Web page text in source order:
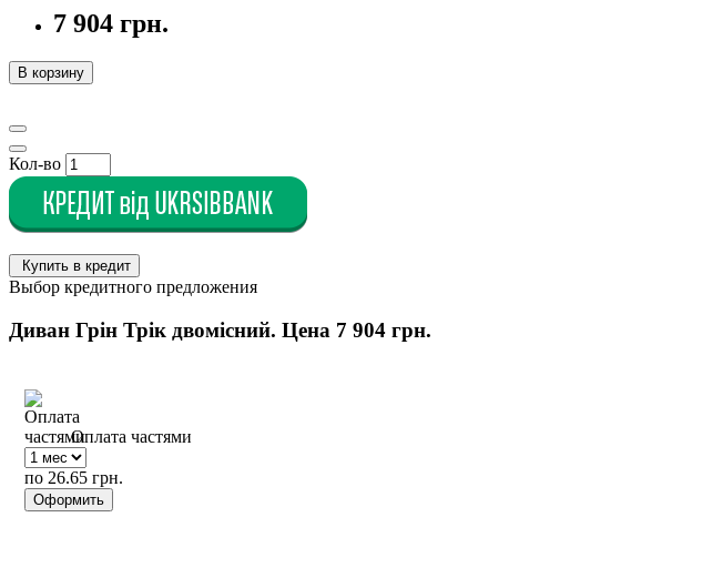
7 904 грн.
В корзину
Кол-во
Купить в кредит
Выбор кредитного предложения
Диван Грін Трік двомісний. Цена 7 904 грн.
Оплата частями
по 26.65 грн.
Оформить